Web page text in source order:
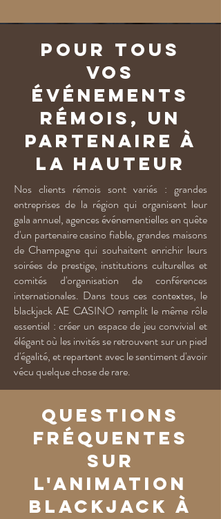
Pour tous
vos
événements
rémois, un
partenaire à
la hauteur
Nos clients rémois sont variés : grandes
entreprises de la région qui organisent leur
gala annuel, agences événementielles en quête
d'un partenaire casino fiable, grandes maisons
de Champagne qui souhaitent enrichir leurs
soirées de prestige, institutions culturelles et
comités d'organisation de conférences
internationales. Dans tous ces contextes, le
blackjack AE CASINO remplit le même rôle
essentiel : créer un espace de jeu convivial et
élégant où les invités se retrouvent sur un pied
d'égalité, et repartent avec le sentiment d'avoir
vécu quelque chose de rare.
Questions
fréquentes
sur
l'animation
blackjack à